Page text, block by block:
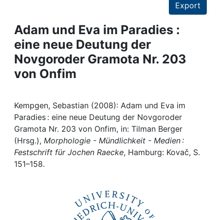
People
Institutions
Awards
My FIS
Help
Export
Adam und Eva im Paradies :
eine neue Deutung der
Novgoroder Gramota Nr. 203
von Onfim
Kempgen, Sebastian (2008): Adam und Eva im
Paradies : eine neue Deutung der Novgoroder
Gramota Nr. 203 von Onfim, in: Tilman Berger
(Hrsg.), Morphologie - Mündlichkeit - Medien :
Festschrift für Jochen Raecke, Hamburg: Kovač, S.
151–158.